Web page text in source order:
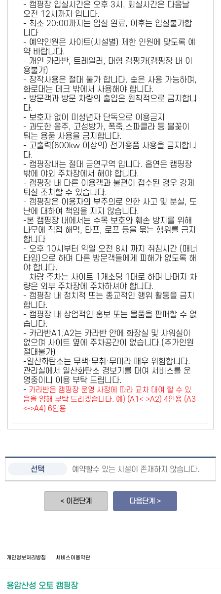
- 캠핑장 입실시간은 오후 3시, 퇴실시간은 다음날
오전 12시까지 입니다.
- 최소 20:00까지는 입실 완료, 이후는 입실불가합
니다
- 예약인원은 사이트(시설별) 제한 인원에 맞도록 예
약 바랍니다.
- 개인 카라반, 트레일러, 대형 캠핑카(캠핑장 내 이
용불가)
- 장작사용은 절대 불가 합니다. 숯은 사용 가능하며,
화로대는 데크 밖에서 사용해야 합니다.
- 방문객과 방문 차량의 출입은 원칙적으로 금지합니
다.
- 보호자 없이 미성년자 단독으로 이용금지
- 과도한 음주, 고성방가, 폭죽,스파클라 등 불꽃이
튀는 용품 사용을 금지합니다.
- 고출력(600kw 이상의) 전기용품 사용을 금지합니
다.
- 캠핑장내는 절대 금연구역 입니다. 흡연은 캠핑장
밖에 야외 주차장에서 해야 합니다.
- 캠핑장 내 다른 이용객과 불편이 접수된 경우 강제
퇴실 조치할 수 있습니다.
- 캠핑장은 이용자의 부주의로 인한 사고 및 분실, 도
난에 대하여 책임을 지지 않습니다.
-본 캠핑장 내에서는 수목 보호와 훼손 방지를 위해
나무에 직접 해먹, 타프, 로프 등을 묶는 행위를 금지
합니다
- 오후 10시부터 익일 오전 8시 까지 취침시간 (매너
타임)으로 하며 다른 방문객들에게 피해가 없도록 해
야 합니다.
- 차량 주차는 사이트 1개소당 1대로 하며 나머지 차
량은 외부 주차장에 주차하셔야 합니다.
- 캠핑장 내 정치적 또는 종교적인 행위 활동을 금지
합니다.
- 캠핑장 내 상업적인 홍보 또는 물품을 판매할 수 없
습니다.
- 카라반A1,A2는 카라반 안에 화장실 및 샤워실이
없으며 사이트 옆에 주차공간이 없습니다.(추가인원
절대불가)
-일산화탄소는 무색·무취·무미라 매우 위험합니다.
관리실에서 일산화탄소 경보기를 대여 서비스를 운
영중이니 이용 부탁 드립니다.
- 카라반은 캠핑장 운영 사정에 따라 교차 대여 할 수 있
음을 양해 부탁 드리겠습니다. 예) (A1<->A2) 4인용 (A3
<->A4) 6인용
예약할수 있는 시설이 존재하지 않습니다.
< 이전단계 다음단계 >
개인정보처리방침 서비스이용약관
용암산성 오토 캠핑장